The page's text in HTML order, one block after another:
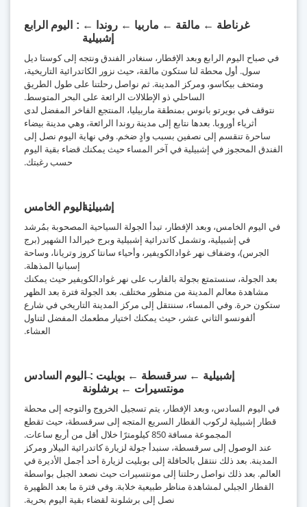
اليوم الرابع
غرناطة ← مالقة ← ماربيا ← روندا ←
إشبيلية
في صباح اليوم الرابع وبعد الإفطار، سنغادر الفندق ونتجه إلى كوستا ديل
سول. أول محطة لنا ستكون مالقة، حيث نزور الكاتدرائية التاريخية،
ومتحف بيكاسو، ومركز المدينة. ثم نواصل رحلتنا على طول الطريق
الساحلي ذو الإطلالات الرائعة على البحر المتوسط.
نتوقف في بويرتو بانوس بمنطقة ماربيليا، المنتجع الفاخر المفضل لدى
أثرياء أوروبا. بعدها نتابع إلى مدينة روندا الرائعة، وهي مدينة بيضاء
ساحرة تنقسم إلى نصفين بسبب وادٍ ضخم. وفي نهاية اليوم نصل إلى
الفندق المحجوز في إشبيلية في آخر المساء حيث يمكنك قضاء بقية اليوم
حسب رغبتك.
اليوم الخامسإشبيلية
في اليوم الخامس، وبعد الإفطار، تبدأ الجولة السياحية المصحوبة بمُرشد
في إشبيلية، وتشمل كاتدرائية إشبيلية وبرج خيرالدا الشهير (برج
الجرس)، وضفاف نهر غوادالكويفير، وأحياء سانتا كروز وتريانا، وساحة
إسبانيا المذهلة.
بعد الجولة، سنستمتع بجولة بالقارب على نهر غوادالكويفير حيث يمكنك
مشاهدة معالم المدينة من منظور مختلف. بعد الجولة فترة بعد الظهر
ستكون حرة. وفي المساء، سننتقل إلى مركز المدينة التاريخي في شارع
ألفونسو الثاني عشر، حيث يمكنك اختيار مطعمك المفضل لتناول
العشاء.
اليوم السادسإشبيلية ← سرقسطة ← بوبليت ←
مونتسيرات ← برشلونة
في اليوم السادس، وبعد الإفطار، يتم تسجيل الخروج والتوجه إلى محطة
قطار إشبيلية لركوب القطار السريع المتجه إلى سرقسطة، حيث تقطع
المجموعة مسافة 850 كيلومترًا خلال أقل من أربع ساعات.
عند الوصول إلى سرقسطة، سنبدأ جولة لزيارة كاتدرائية البيلار ومركز
المدينة. بعد ذلك ننتقل بالحافلة إلى بوبليت لزيارة أحد أجمل الأديرة في
العالم. بعد ذلك نواصل رحلتنا إلى مونتسيرات حيث نصعد الجبل بواسطة
القطار الجبلي لمشاهدة مناظر طبيعية خلابة. وفي فترة ما بعد الظهيرة
نصل إلى برشلونة لقضاء بقية اليوم بحرية.